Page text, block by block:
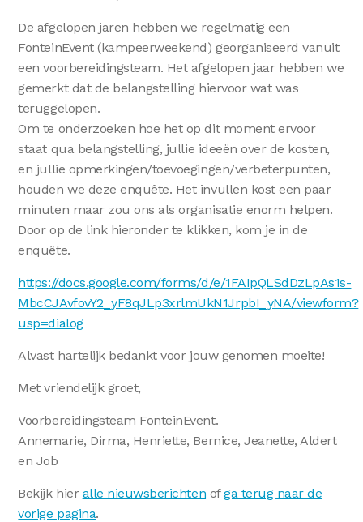
De afgelopen jaren hebben we regelmatig een
FonteinEvent (kampeerweekend) georganiseerd vanuit
een voorbereidingsteam. Het afgelopen jaar hebben we
gemerkt dat de belangstelling hiervoor wat was
teruggelopen.
Om te onderzoeken hoe het op dit moment ervoor
staat qua belangstelling, jullie ideeën over de kosten,
en jullie opmerkingen/toevoegingen/verbeterpunten,
houden we deze enquête. Het invullen kost een paar
minuten maar zou ons als organisatie enorm helpen.
Door op de link hieronder te klikken, kom je in de
enquête.
https://docs.google.com/forms/d/e/1FAIpQLSdDzLpAs1s-
MbcCJAvfovY2_yF8qJLp3xrlmUkN1JrpbI_yNA/viewform?
usp=dialog
Alvast hartelijk bedankt voor jouw genomen moeite!
Met vriendelijk groet,
Voorbereidingsteam FonteinEvent.
Annemarie, Dirma, Henriette, Bernice, Jeanette, Aldert
en Job
Bekijk hier alle nieuwsberichten ofga terug naar de
vorige pagina.